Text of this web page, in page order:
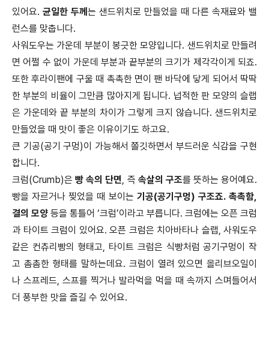
있어요. 균일한 두께 는 샌드위치로 만들었을 때 다른 속재료와 밸
런스를 맞춥니다.
사워도우는 가운데 부분이 봉긋한 모양입니다. 샌드위치로 만들려
면 어쩔 수 없이 가운데 부분과 끝부분의 크기가 제각각이게 되죠.
또한 후라이팬에 구울 때 촉촉한 면이 팬 바닥에 닿게 되어서 딱딱
한 부분의 비율이 그만큼 많아지게 됩니다. 넙적한 판 모양의 슬랩
은 가운데와 끝 부분의 차이가 그렇게 크지 않습니다. 샌드위치로
만들었을 때 맛이 좋은 이유이기도 하고요.
큰 기공(공기 구멍)이 가능해서 쫄깃하면서 부드러운 식감을 구현
합니다.
크럼(Crumb)은빵 속의 단면, 즉 속살의 구조를 뜻하는 용어예요.
빵을 자르거나 찢었을 때 보이는 기공(공기구멍) 구조죠. 촉촉함,
결의 모양 등을 통틀어 ‘크럼’이라고 부릅니다. 크럼에는 오픈 크럼
과 타이트 크럼이 있어요. 오픈 크럼은 치아바타나 슬랩, 사워도우
같은 컨츄리빵의 형태고, 타이트 크럼은 식빵처럼 공기구멍이 작
고 촘촘한 형태를 말하는데요. 크럼이 열려 있으면 올리브오일이
나 스프레드, 스프를 찍거나 발라먹을 먹을 때 속까지 스며들어서
더 풍부한 맛을 즐길 수 있어요.